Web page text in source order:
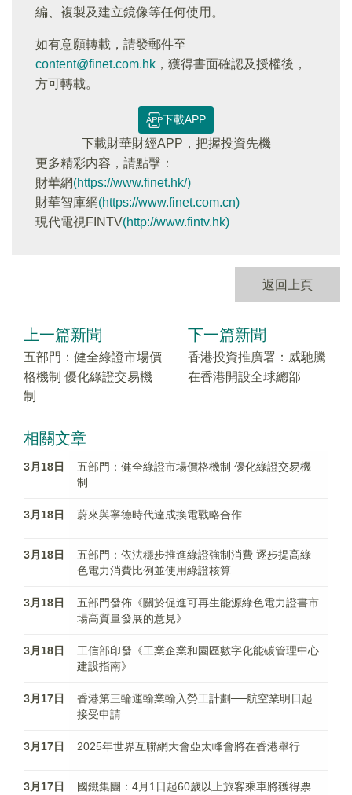
編、複製及建立鏡像等任何使用。
如有意願轉載，請發郵件至
content@finet.com.hk ，獲得書面確認及授權後，
方可轉載。
下載APP
下載財華財經APP，把握投資先機
更多精彩内容，請點擊：
財華網(https://www.finet.hk/)
財華智庫網(https://www.finet.com.cn)
現代電視FINTV(http://www.fintv.hk)
返回上頁
上一篇新聞
五部門：健全綠證市場價
格機制 優化綠證交易機
制
下一篇新聞
香港投資推廣署：威馳騰
在香港開設全球總部
相關文章
3月18日
五部門：健全綠證市場價格機制 優化綠證交易機
制
3月18日 蔚來與寧德時代達成換電戰略合作
3月18日
五部門：依法穩步推進綠證強制消費 逐步提高綠
色電力消費比例並使用綠證核算
3月18日
五部門發佈《關於促進可再生能源綠色電力證書市
場高質量發展的意見》
3月18日
工信部印發《工業企業和園區數字化能碳管理中心
建設指南》
3月17日
香港第三輪運輸業輸入勞工計劃──航空業明日起
接受申請
3月17日 2025年世界互聯網大會亞太峰會將在香港舉行
3月17日
國鐵集團：4月1日起60歲以上旅客乘車將獲得票